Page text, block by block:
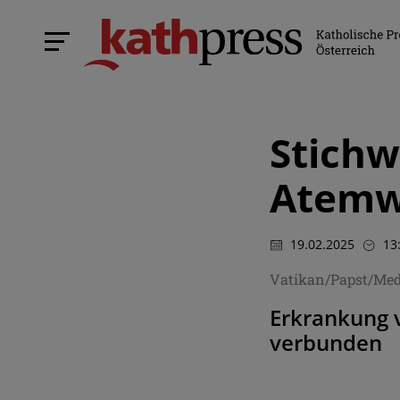
19.02.2025
Vatikan/Papst/
Erkrankung
verbunden